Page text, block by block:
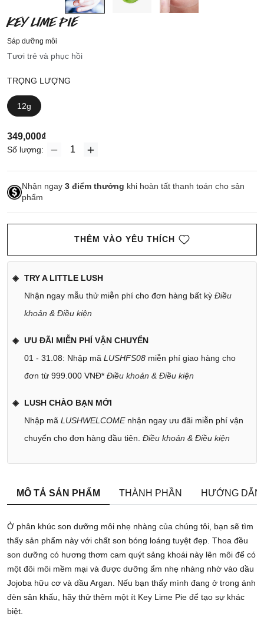
KEY LIME PIE
Sáp dưỡng môi
Tươi trẻ và phục hồi
TRỌNG LƯỢNG
12g
349,000₫
Số lượng:
Nhận ngay 3 điểm thưởng khi hoàn tất thanh toán cho sản
phẩm
THÊM VÀO YÊU THÍCH
TRY A LITTLE LUSH
Nhận ngay mẫu thử miễn phí cho đơn hàng bất kỳ Điều
khoản & Điều kiện
ƯU ĐÃI MIỄN PHÍ VẬN CHUYỂN
01 - 31.08: Nhập mã LUSHFS08 miễn phí giao hàng cho
đơn từ 999.000 VNĐ* Điều khoản & Điều kiện
LUSH CHÀO BẠN MỚI
Nhập mã LUSHWELCOMEnhận ngay ưu đãi miễn phí vận
chuyển cho đơn hàng đầu tiên. Điều khoản & Điều kiện
MÔ TẢ SẢN PHẨM THÀNH PHẦN HƯỚNG
Ở phân khúc son dưỡng môi nhẹ nhàng của chúng tôi, bạn sẽ tìm
thấy sản phẩm này với chất son bóng loáng tuyệt đẹp. Thoa đều
son dưỡng có hương thơm cam quýt sảng khoái này lên môi để có
một đôi môi mềm mại và được dưỡng ẩm nhẹ nhàng nhờ vào dầu
Jojoba hữu cơ và dầu Argan. Nếu bạn thấy mình đang ở trong ánh
đèn sân khấu, hãy thử thêm một ít Key Lime Pie để tạo sự khác
biệt.